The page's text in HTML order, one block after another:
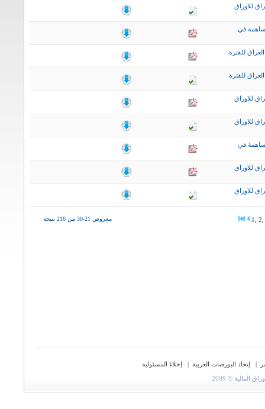
للاوراق
في
للفترة
للفترة
للاوراق
للاوراق
في
للاوراق
للاوراق
معروض 21-30 من 216 نتيجة 1 2
| إتحاد البورصات العربية |
إخلاء المسئولية
© 2009